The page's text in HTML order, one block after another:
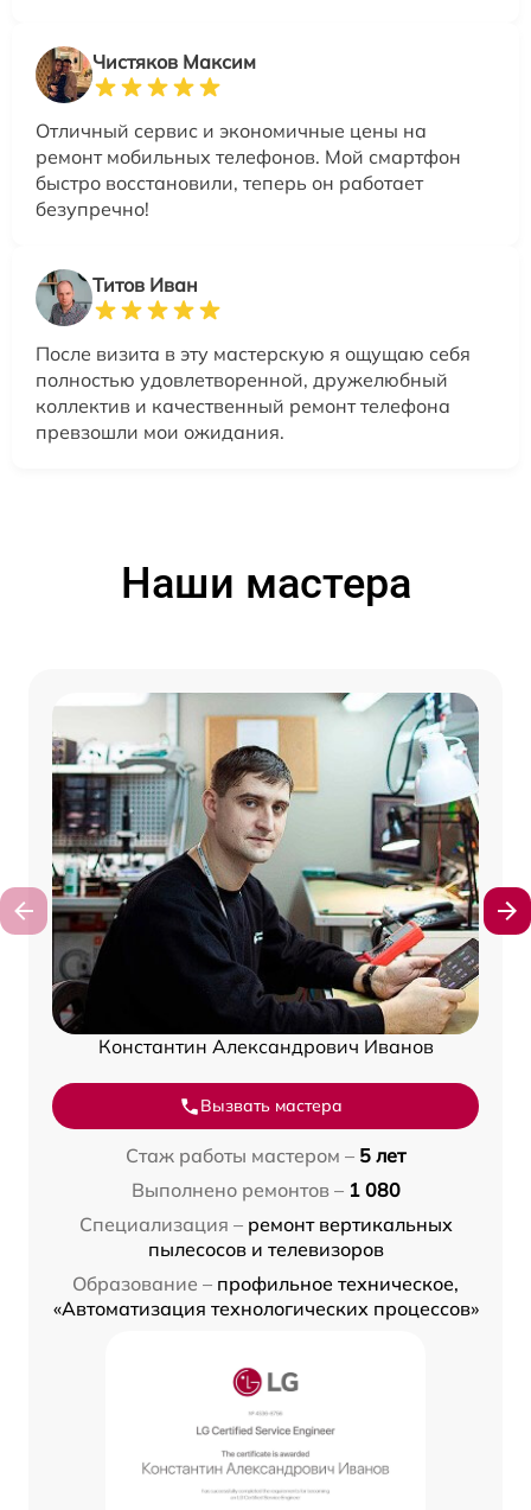
Чистяков Максим
Отличный сервис и экономичные цены на
ремонт мобильных телефонов. Мой смартфон
быстро восстановили, теперь он работает
безупречно!
Титов Иван
После визита в эту мастерскую я ощущаю себя
полностью удовлетворенной, дружелюбный
коллектив и качественный ремонт телефона
превзошли мои ожидания.
Наши мастера
Константин Александрович Иванов
Вызвать мастера
Стаж работы мастером – 5 лет
Выполнено ремонтов – 1 080
Специализация – ремонт вертикальных
пылесосов и телевизоров
Образование – профильное техническое,
«Автоматизация технологических процессов»